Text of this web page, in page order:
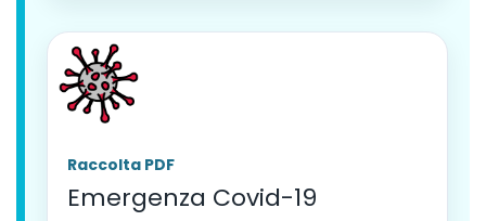
Raccolta PDF
Emergenza Covid-19